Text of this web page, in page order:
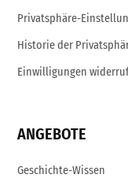
Privatsphäre-
Historie der
Einwilligungen
ANGEBOTE
Geschichte-Wissen